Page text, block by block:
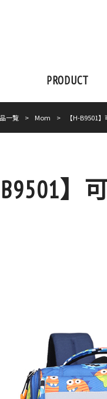
PRODUCT
一覧 > Mom > 【H-B9501
B9501